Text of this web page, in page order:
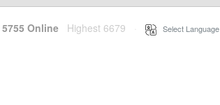
5755 Online Highest 6679 Select Language